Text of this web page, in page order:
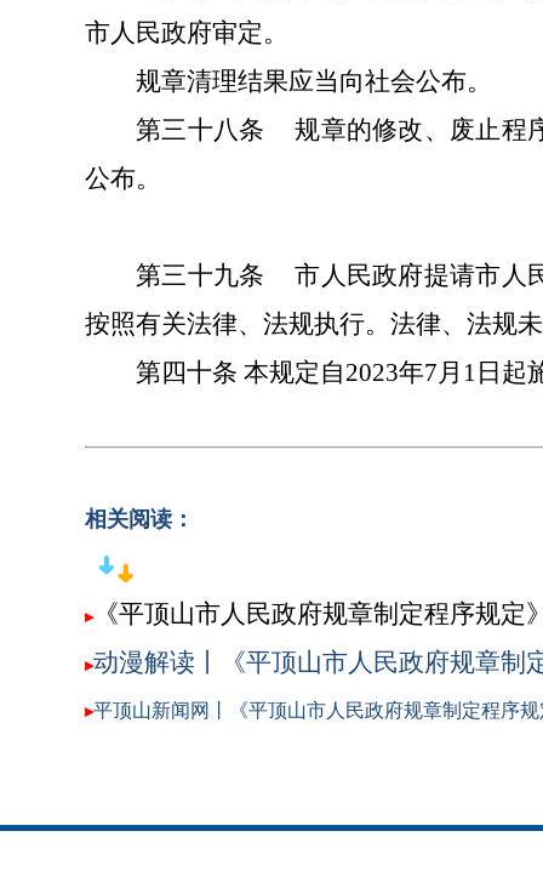
市人民政府审定。
规章清理结果应当向社会公布。
第三十八条
规章的修改、废止程
公布。
第三十九条
市人民政府提请市人
按照有关法律、法规执行。法律、法规
第四十条 本规定自2023年7月1日起
相关阅读：
▸《平顶山市人民政府规章制定程序规定
▸动漫解读丨《平顶山市人民政府规章制
▸平顶山新闻网丨《平顶山市人民政府规章制定程序